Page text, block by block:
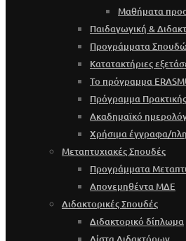
Μαθήματα
Παιδαγωγική &
Προγράμματα
Κατατακτήριες
Το πρόγραμμα
Πρόγραμμα
Ακαδημαϊκό
Χρήσιμα έγγραφα/
Μεταπτυχιακές Σπουδές
Προγράμματα
Απονεμηθέντα ΜΔΕ
Διδακτορικές Σπουδές
Διδακτορικό δίπλωμα